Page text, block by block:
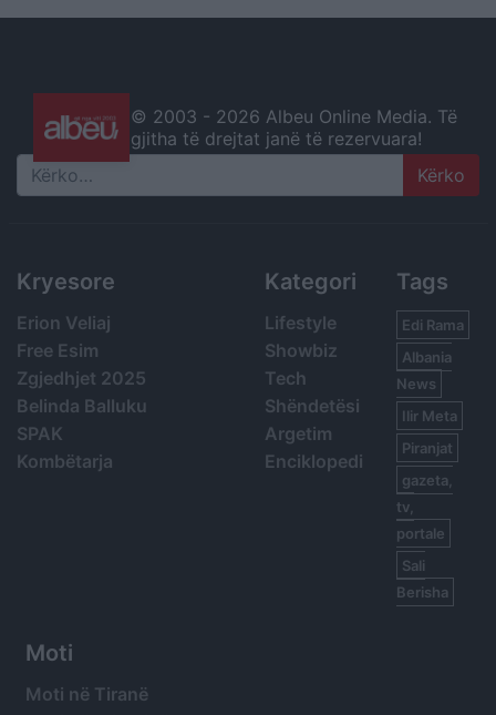
© 2003 - 2026 Albeu Online Media. Të
gjitha të drejtat janë të rezervuara!
Search
Kryesore
Erion Veliaj
Free Esim
Zgjedhjet 2025
Belinda Balluku
SPAK
Kombëtarja
Kategori
Lifestyle
Showbiz
Tech
Shëndetësi
Argetim
Enciklopedi
Tags
Edi Rama
Albania
News
Ilir Meta
Piranjat
gazeta,
tv,
portale
Sali
Berisha
Moti
Moti në Tiranë